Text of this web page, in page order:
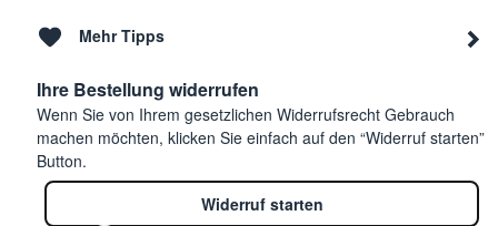
Mehr Tipps
Ihre Bestellung widerrufen
Wenn Sie von Ihrem gesetzlichen Widerrufsrecht Gebrauch
machen möchten, klicken Sie einfach auf den “Widerruf starten”
Button.
Widerruf starten